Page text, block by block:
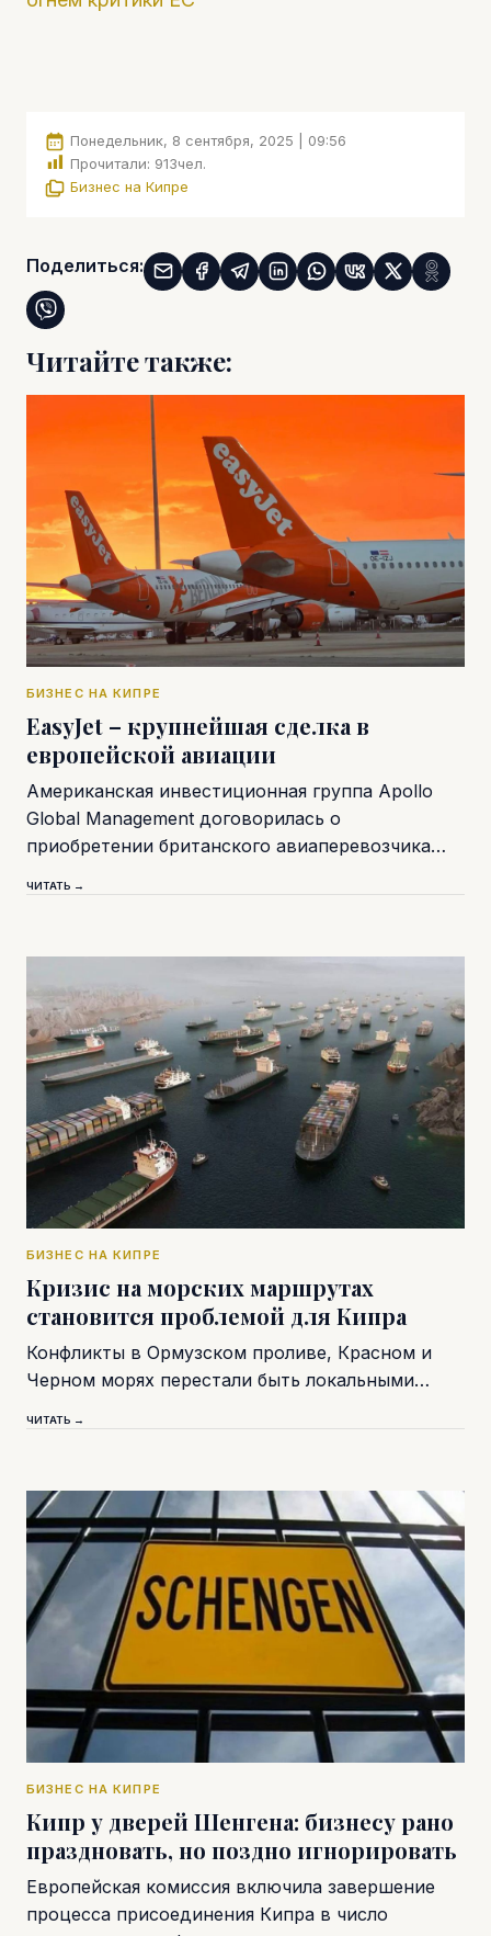
Понедельник, 8 сентября, 2025 | 09:56
Прочитали: 913чел.
Бизнес на Кипре
Поделиться:
Читайте также:
БИЗНЕС НА КИПРЕ
EasyJet – крупнейшая сделка в
европейской авиации
Американская инвестиционная группа Apollo
Global Management договорилась о
приобретении британского авиаперевозчика…
ЧИТАТЬ →
БИЗНЕС НА КИПРЕ
Кризис на морских маршрутах
становится проблемой для Кипра
Конфликты в Ормузском проливе, Красном и
Черном морях перестали быть локальными…
ЧИТАТЬ →
БИЗНЕС НА КИПРЕ
Кипр у дверей Шенгена: бизнесу рано
праздновать, но поздно игнорировать
Европейская комиссия включила завершение
процесса присоединения Кипра в число